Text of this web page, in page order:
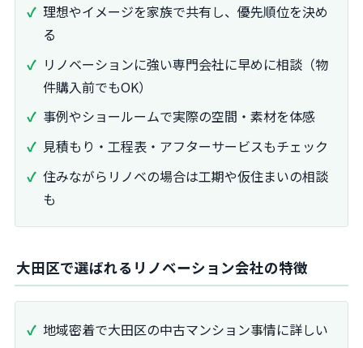
理想やイメージを家族で共有し、優先順位を決め
る
リノベーションに強い専門会社に早めに相談（物
件購入前でもOK）
事例やショールームで実際の空間・素材を体感
見積もり・工程表・アフターサービスもチェック
住みながらリノベの場合は工期や仮住まいの相談
も
大田区で選ばれるリノベーション会社の特徴
地域密着で大田区の中古マンション事情に詳しい